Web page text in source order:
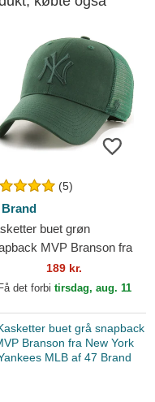
(5)
Brand
buet grøn
MVP Branson fra
York Yankees MLB af
Brand
189 kr.
Få det forbi tirsdag, aug. 11